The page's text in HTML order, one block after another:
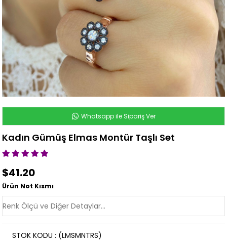
Whatsapp ile Sipariş Ver
Kadın Gümüş Elmas Montür Taşlı Set
$41.20
Ürün Not Kısmı
(LMSMNTRS)
STOK KODU